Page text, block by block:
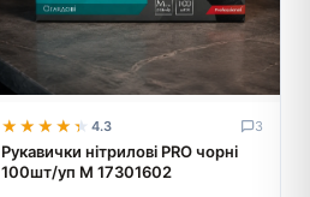
★★★★★
★★★★★ 4.3 3
Рукавички нітрилові PRO чорні
100шт/уп M 17301602